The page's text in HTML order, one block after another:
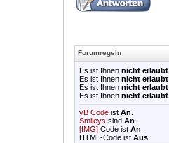
Forumregeln
Es ist Ihnen nicht erlaubt
Es ist Ihnen nicht erlaubt
Es ist Ihnen nicht erlaubt
Es ist Ihnen nicht erlaubt
vB Code ist An
Smileys sind An
[IMG] Code ist An
HTML-Code ist Aus